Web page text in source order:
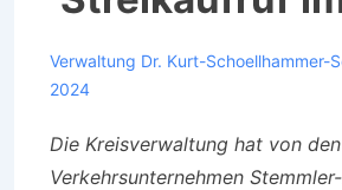
Verwaltung Dr. Kurt-Schoellhammer-
2024
Die Kreisverwaltung hat von den
Verkehrsunternehmen